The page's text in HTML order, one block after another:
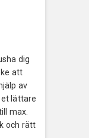
dig
att
av
lättare
max.
och rätt